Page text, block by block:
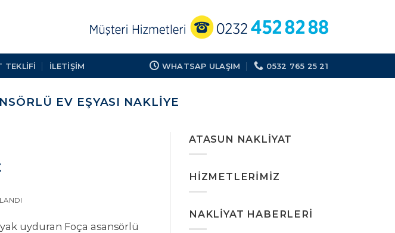
TEKLIFI İLETİŞİM WHATSAP ULAŞIM 0532 765 25 21
EV EŞYASI NAKLIYE
uyduran Foça asansörlü
ATASUN NAKLIYAT
HIZMETLERIMIZ
NAKLIYAT HABERLERI